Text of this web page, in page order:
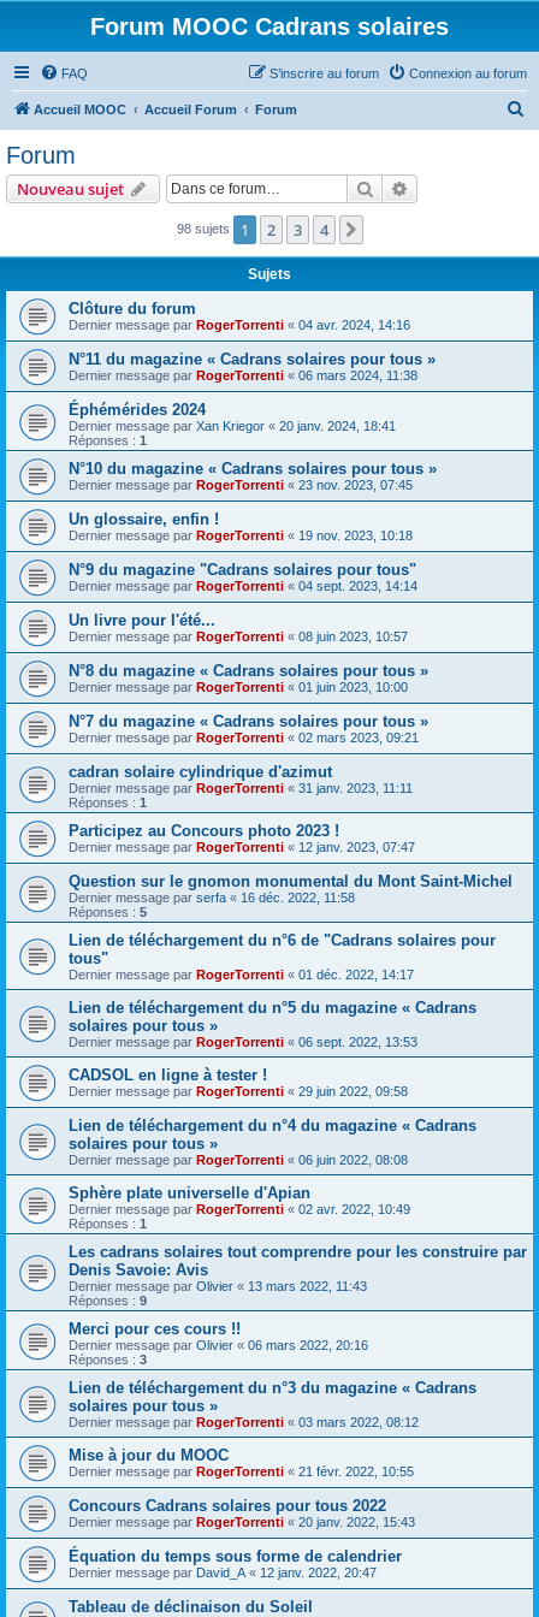
Forum MOOC Cadrans solaires
FAQ Connexion au forum
S’inscrire au forum
Accueil MOOC Accueil Forum Forum
e
Forum
Nouveau sujet Rechercher
98 sujets 1 2 3 4
Sujets
Clôture du forum
Dernier message par RogerTorrenti « 04 avr. 2024, 14:16
N°11 du magazine « Cadrans solaires pour tous »
Dernier message par RogerTorrenti « 06 mars 2024, 11:38
Éphémérides 2024
Dernier message par Xan Kriegor « 20 janv. 2024, 18:41
Réponses : 1
N°10 du magazine « Cadrans solaires pour tous »
Dernier message par RogerTorrenti « 23 nov. 2023, 07:45
Un glossaire, enfin !
Dernier message par RogerTorrenti « 19 nov. 2023, 10:18
N°9 du magazine "Cadrans solaires pour tous"
Dernier message par RogerTorrenti « 04 sept. 2023, 14:14
Un livre pour l'été...
Dernier message par RogerTorrenti « 08 juin 2023, 10:57
N°8 du magazine « Cadrans solaires pour tous »
Dernier message par RogerTorrenti « 01 juin 2023, 10:00
N°7 du magazine « Cadrans solaires pour tous »
Dernier message par RogerTorrenti « 02 mars 2023, 09:21
cadran solaire cylindrique d'azimut
Dernier message par RogerTorrenti « 31 janv. 2023, 11:11
Réponses : 1
Participez au Concours photo 2023 !
Dernier message par RogerTorrenti « 12 janv. 2023, 07:47
Question sur le gnomon monumental du Mont Saint-Michel
Dernier message par serfa « 16 déc. 2022, 11:58
Réponses : 5
Lien de téléchargement du n°6 de "Cadrans solaires pour
tous"
Dernier message par RogerTorrenti « 01 déc. 2022, 14:17
Lien de téléchargement du n°5 du magazine « Cadrans
solaires pour tous »
Dernier message par RogerTorrenti « 06 sept. 2022, 13:53
CADSOL en ligne à tester !
Dernier message par RogerTorrenti « 29 juin 2022, 09:58
Lien de téléchargement du n°4 du magazine « Cadrans
solaires pour tous »
Dernier message par RogerTorrenti « 06 juin 2022, 08:08
Sphère plate universelle d'Apian
Dernier message par RogerTorrenti « 02 avr. 2022, 10:49
Réponses : 1
Les cadrans solaires tout comprendre pour les construire par
Denis Savoie: Avis
Dernier message par Olivier « 13 mars 2022, 11:43
Réponses : 9
Merci pour ces cours !!
Dernier message par Olivier « 06 mars 2022, 20:16
Réponses : 3
Lien de téléchargement du n°3 du magazine « Cadrans
solaires pour tous »
Dernier message par RogerTorrenti « 03 mars 2022, 08:12
Mise à jour du MOOC
Dernier message par RogerTorrenti « 21 févr. 2022, 10:55
Concours Cadrans solaires pour tous 2022
Dernier message par RogerTorrenti « 20 janv. 2022, 15:43
Équation du temps sous forme de calendrier
Dernier message par David_A « 12 janv. 2022, 20:47
Tableau de déclinaison du Soleil